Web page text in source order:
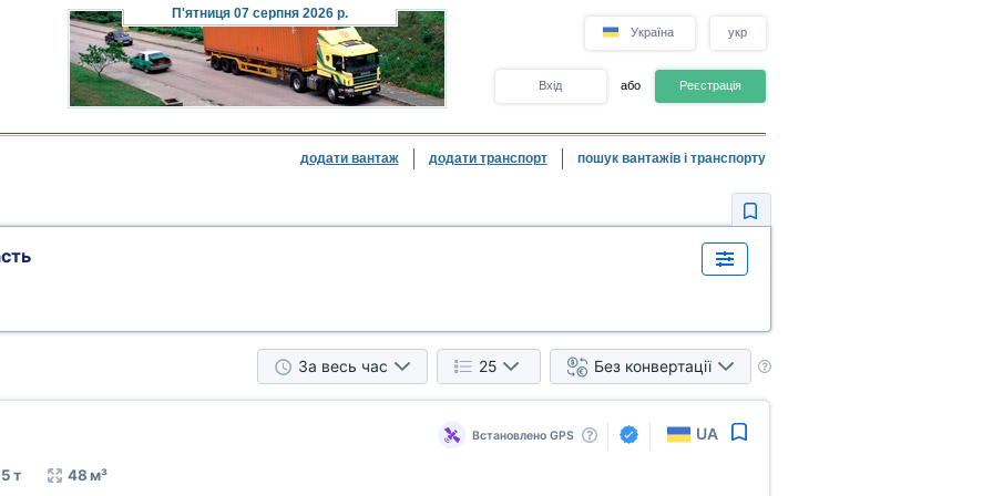
П'ятниця07 серпня 2026 р.
Україна укр
Вхід або Реєстрація
додати вантаж додати транспорт пошук вантажів і транспорту
За весь час 25 Без конвертації
Встановлено GPS UA
т 48 м³